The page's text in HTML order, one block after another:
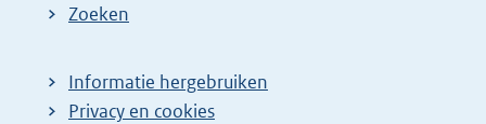
Zoeken
Informatie hergebruiken
Privacy en cookies